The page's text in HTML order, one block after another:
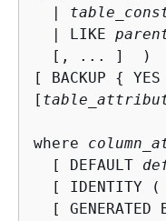
  |
  | LIKE
  [, ... ]  )
[ BACKUP {
[
where
  [ DEFAULT
  [ IDENTITY (
[ GENERATED